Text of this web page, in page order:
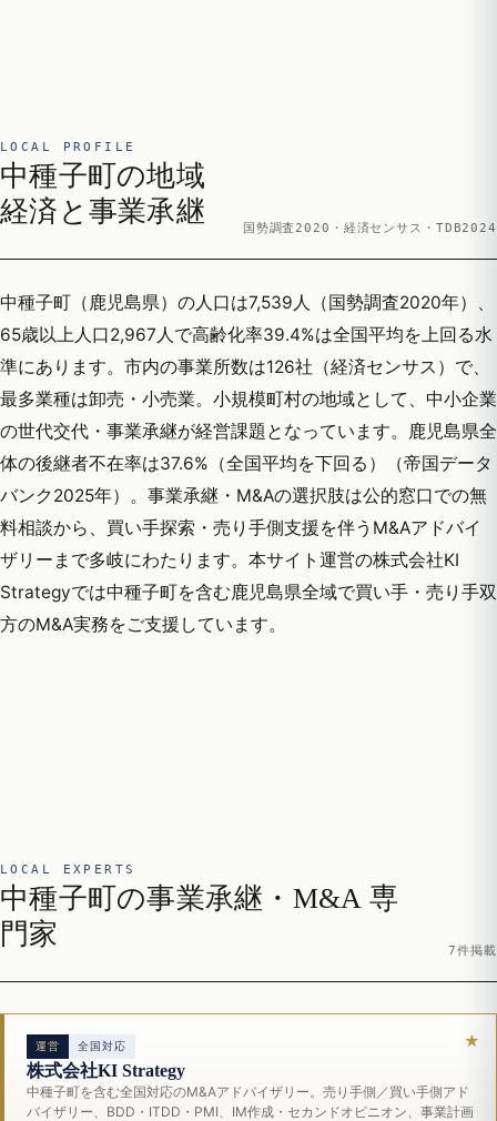
LOCAL PROFILE
中種子町の地域
経済と事業承継
国勢調査2020・経済センサス・TDB2024
中種子町（鹿児島県）の人口は7,539人（国勢調査2020年）、
65歳以上人口2,967人で高齢化率39.4%は全国平均を上回る水
準にあります。市内の事業所数は126社（経済センサス）で、
最多業種は卸売・小売業。小規模町村の地域として、中小企業
の世代交代・事業承継が経営課題となっています。鹿児島県全
体の後継者不在率は37.6%（全国平均を下回る）（帝国データ
バンク2025年）。事業承継・M&Aの選択肢は公的窓口での無
料相談から、買い手探索・売り手側支援を伴うM&Aアドバイ
ザリーまで多岐にわたります。本サイト運営の株式会社KI
Strategyでは中種子町を含む鹿児島県全域で買い手・売り手双
方のM&A実務をご支援しています。
LOCAL EXPERTS
中種子町の事業承継・M&A 専
門家
7件掲載
運営 全国対応
株式会社KI Strategy
中種子町を含む全国対応のM&Aアドバイザリー。売り手側／買い手側アド
バイザリー、BDD・ITDD・PMI、IM作成・セカンドオピニオン、事業計画